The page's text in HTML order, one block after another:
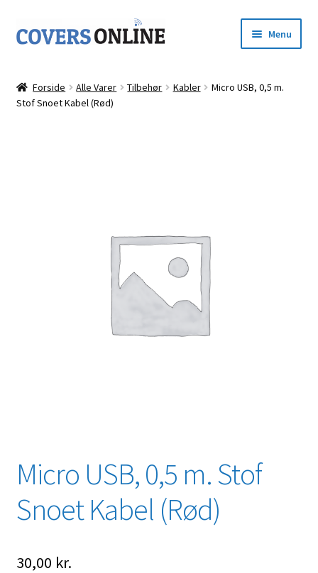
Spring
til
Spring
til
Menu
Shop
Forside Alle Varer Tilbehør Kabler
Micro USB, 0,5 m.
Stof Snoet Kabel (Rød)
Micro USB, 0,5 m. Stof
Snoet Kabel (Rød)
30,00 kr.